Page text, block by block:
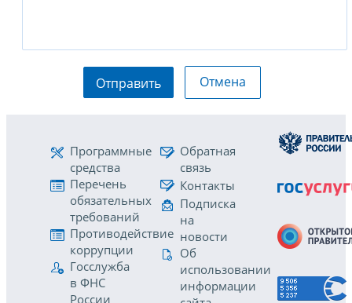
Отправить Отмена
Программные
средства
Перечень
обязательных
требований
Противодействие
коррупции
Госслужба
в ФНС
России
Обратная
связь
Контакты
Подписка
на
новости
Об
использовании
информации